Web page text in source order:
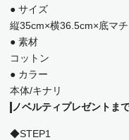
● サイズ
縦35cm×横36.5cm×底マ
● 素材
コットン
● カラー
本体/キナリ
ノベルティプレゼントま
◆STEP1